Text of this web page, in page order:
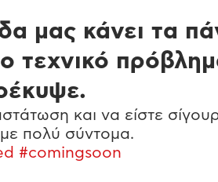
μας κάνει τα
τεχνικό
και να είστε
πολύ σύντομα.
#comingsoon